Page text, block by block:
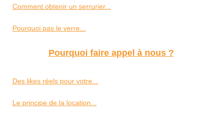
Comment obtenir un serrurier...
Pourquoi pas le verre...
Pourquoi faire appel à nous ?
Des likes réels pour votre...
Le principe de la location...